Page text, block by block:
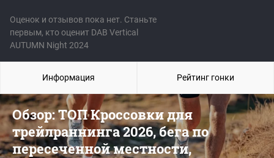
Оценок и отзывов пока нет. Станьте
первым, кто оценит DAB Vertical
AUTUMN Night 2024
Обзор: ТОП Кроссовки для
трейлраннинга 2026, бега по
пересеченной местности,
Информация Рейтинг гонки